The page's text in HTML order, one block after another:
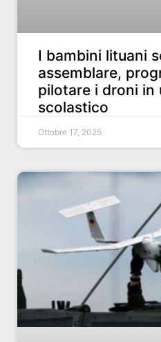
I bambini lituani
assemblare,
pilotare i droni in
scolastico
Ottobre 17, 2025